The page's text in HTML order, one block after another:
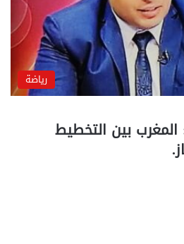
رياضة
بين التخطيط